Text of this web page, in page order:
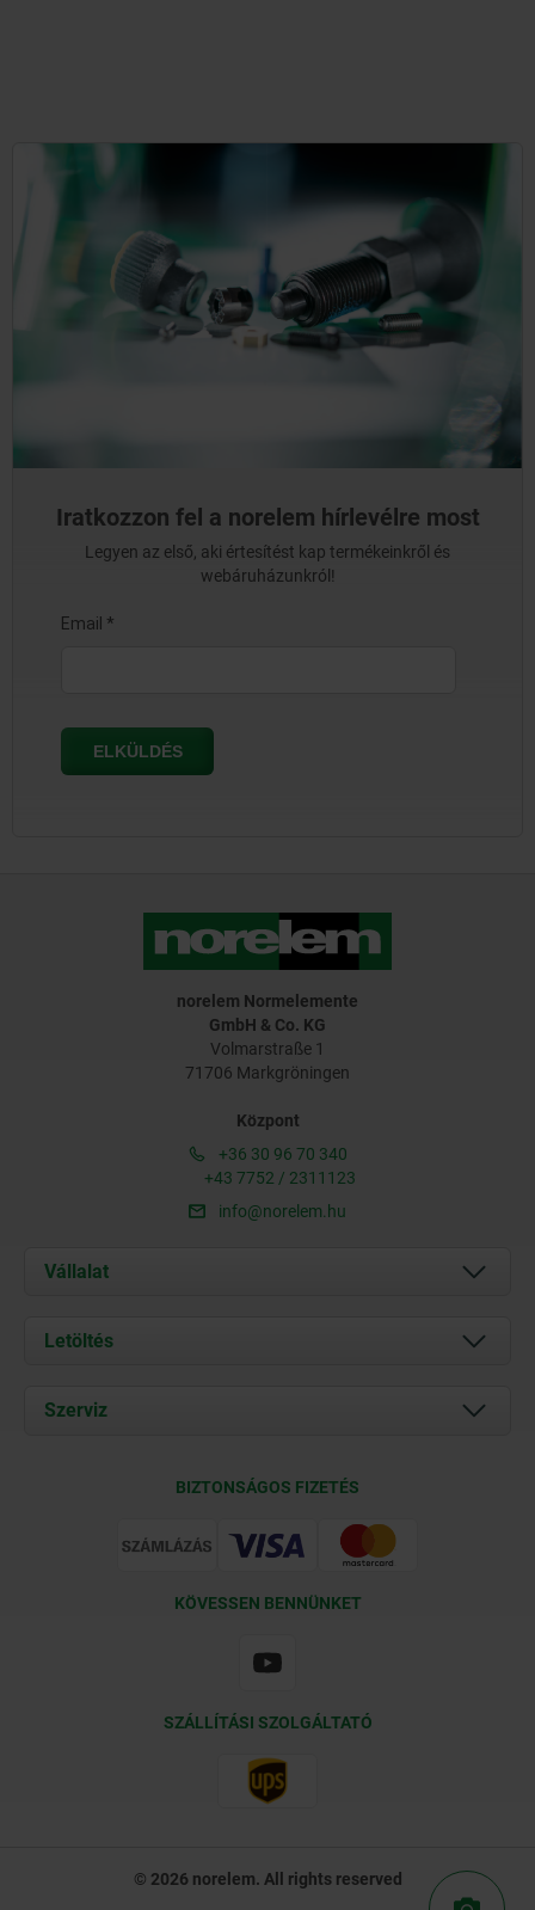
Iratkozzon fel a norelem hírlevélre most
Legyen az első, aki értesítést kap termékeinkről és
webáruházunkról!
norelem Normelemente
GmbH & Co. KG
Volmarstraße 1
71706 Markgröningen
Központ
+36 30 96 70 340
+43 7752 / 2311123
info@norelem.hu
Vállalat
Rólunk
Kapcsolat
Letöltés
Documents
Szerviz
BIZTONSÁGOS FIZETÉS
KÖVESSEN BENNÜNKET
SZÁLLÍTÁSI SZOLGÁLTATÓ
© 2026 norelem. All rights reserved